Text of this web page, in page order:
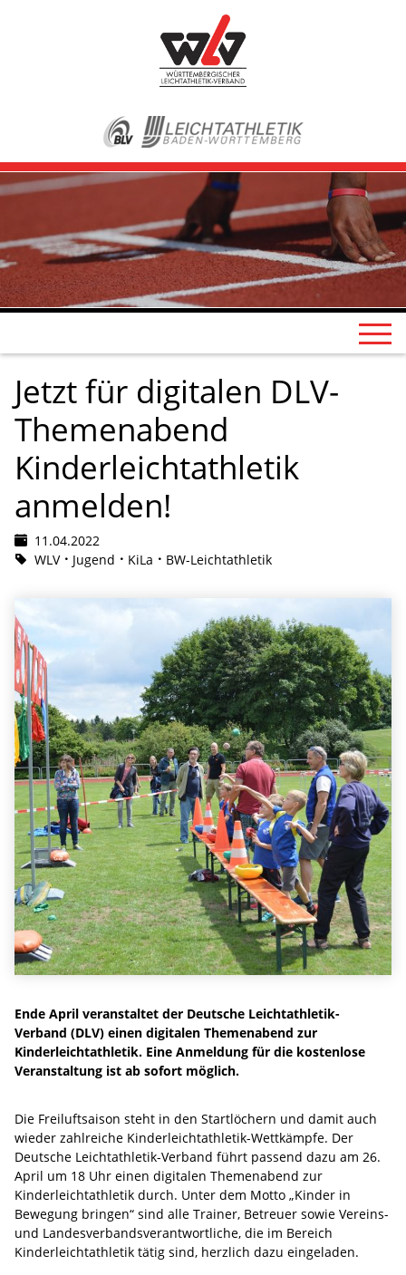
Jetzt für digitalen DLV-
Themenabend
Kinderleichtathletik
anmelden!
11.04.2022
WLV
Jugend KiLa BW-Leichtathletik
Ende April veranstaltet der Deutsche Leichtathletik-
Verband (DLV) einen digitalen Themenabend zur
Kinderleichtathletik. Eine Anmeldung für die kostenlose
Veranstaltung ist ab sofort möglich.
Die Freiluftsaison steht in den Startlöchern und damit auch
wieder zahlreiche Kinderleichtathletik-Wettkämpfe. Der
Deutsche Leichtathletik-Verband führt passend dazu am 26.
April um 18 Uhr einen digitalen Themenabend zur
Kinderleichtathletik durch. Unter dem Motto „Kinder in
Bewegung bringen“ sind alle Trainer, Betreuer sowie Vereins-
und Landesverbandsverantwortliche, die im Bereich
Kinderleichtathletik tätig sind, herzlich dazu eingeladen.